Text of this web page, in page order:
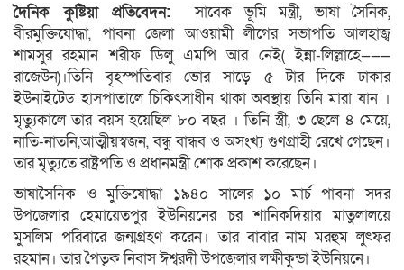
দৈনিক কুষ্টিয়া প্রতিবেদন: সাবেক ভূমি মন্ত্রী, ভাষা সৈনিক,
বীরমুক্তিযোদ্ধা, পাবনা জেলা আওয়ামী লীগের সভাপতি আলহাজ্ব
শামসুর রহমান শরীফ ডিলু এমপি আর নেই( ইন্না-লিল্লাহে———
রাজেউন)।তিনি বৃহস্পতিবার ভোর সাড়ে ৫ টার দিকে ঢাকার
ইউনাইটেড হাসপাতালে চিকিৎসাধীন থাকা অবস্থায় তিনি মারা যান ।
মৃত্যুকালে তার বয়স হয়েছিল ৮০ বছর । তিনি স্ত্রী, ৩ ছেলে ৪ মেয়ে,
নাতি-নাতনি,আত্মীয়স্বজন, বন্ধু বান্ধব ও অসংখ্য গুণগ্রাহী রেখে গেছেন।
তার মৃত্যুতে রাষ্ট্রপতি ও প্রধানমন্ত্রী শোক প্রকাশ করেছেন।
ভাষাসৈনিক ও মুক্তিযোদ্ধা ১৯৪০ সালের ১০ মার্চ পাবনা সদর
উপজেলার হেমায়েতপুর ইউনিয়নের চর শানিকদিয়ার মাতুলালয়ে
মুসলিম পরিবারে জন্মগ্রহণ করেন। তার বাবার নাম মরহুম লুৎফর
রহমান। তার পৈতৃক নিবাস ঈশ্বরদী উপজেলার লক্ষীকুন্ডা ইউনিয়নে।